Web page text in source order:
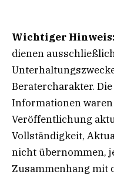
Wichtiger Hinweis:
dienen
Beratercharakter.
Informationen
Veröffentlichung
Vollständigkeit,
nicht übernommen,
Zusammenhang mit